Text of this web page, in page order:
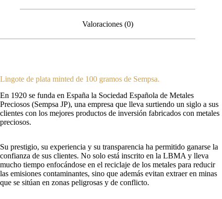
Valoraciones (0)
Lingote de plata minted de 100 gramos de Sempsa.
En 1920 se funda en España la Sociedad Española de Metales
Preciosos (Sempsa JP), una empresa que lleva surtiendo un siglo a sus
clientes con los mejores productos de inversión fabricados con metales
preciosos.
Su prestigio, su experiencia y su transparencia ha permitido ganarse la
confianza de sus clientes. No solo está inscrito en la LBMA y lleva
mucho tiempo enfocándose en el reciclaje de los metales para reducir
las emisiones contaminantes, sino que además evitan extraer en minas
que se sitúan en zonas peligrosas y de conflicto.